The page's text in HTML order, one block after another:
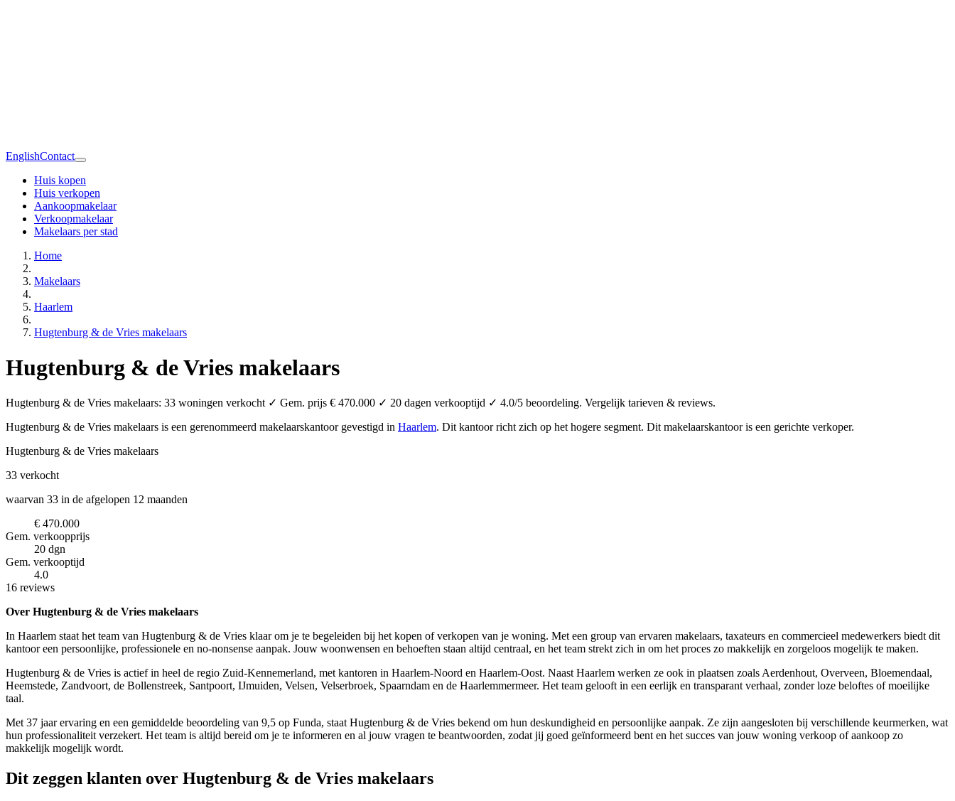
EnglishContact
Huis kopen
Huis verkopen
Aankoopmakelaar
Verkoopmakelaar
Makelaars per stad
Home
Makelaars
Haarlem
Hugtenburg & de Vries makelaars
Hugtenburg & de Vries makelaars
Hugtenburg & de Vries makelaars: 33 woningen verkocht ✓ Gem. prijs € 470.000 ✓ 20 dagen verkooptijd ✓ 4.0/5 beoordeling. Vergelijk tarieven & reviews.
Hugtenburg & de Vries makelaars is een gerenommeerd makelaarskantoor gevestigd in Haarlem. Dit kantoor richt zich op het hogere segment. Dit makelaarskantoor is een gerichte verkoper.
Hugtenburg & de Vries makelaars
33 verkocht
waarvan 33 in de afgelopen 12 maanden
€ 470.000
Gem. verkoopprijs
20 dgn
Gem. verkooptijd
4.0
16 reviews
Over Hugtenburg & de Vries makelaars
In Haarlem staat het team van Hugtenburg & de Vries klaar om je te begeleiden bij het kopen of verkopen van je woning. Met een group van ervaren makelaars, taxateurs en commercieel medewerkers biedt dit
kantoor een persoonlijke, professionele en no-nonsense aanpak. Jouw woonwensen en behoeften staan altijd centraal, en het team strekt zich in om het proces zo makkelijk en zorgeloos mogelijk te maken.
Hugtenburg & de Vries is actief in heel de regio Zuid-Kennemerland, met kantoren in Haarlem-Noord en Haarlem-Oost. Naast Haarlem werken ze ook in plaatsen zoals Aerdenhout, Overveen, Bloemendaal,
Heemstede, Zandvoort, de Bollenstreek, Santpoort, IJmuiden, Velsen, Velserbroek, Spaarndam en de Haarlemmermeer. Het team gelooft in een eerlijk en transparant verhaal, zonder loze beloftes of moeilijke
taal.
Met 37 jaar ervaring en een gemiddelde beoordeling van 9,5 op Funda, staat Hugtenburg & de Vries bekend om hun deskundigheid en persoonlijke aanpak. Ze zijn aangesloten bij verschillende keurmerken, wat
hun professionaliteit verzekert. Het team is altijd bereid om je te informeren en al jouw vragen te beantwoorden, zodat jij goed geïnformeerd bent en het succes van jouw woning verkoop of aankoop zo
makkelijk mogelijk wordt.
Dit zeggen klanten over Hugtenburg & de Vries makelaars